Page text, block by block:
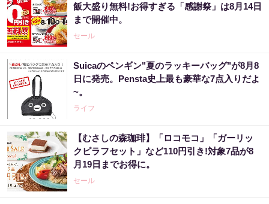
飯大盛り無料!お得すぎる「感謝祭」は8月14日
まで開催中。
セール
Suicaのペンギン"夏のラッキーバッグ"が8月8
日に発売。Pensta史上最も豪華な7点入りだよ
~。
ライフ
【むさしの森珈琲】「ロコモコ」「ガーリッ
クピラフセット」など110円引き!対象7品が8
月19日までお得に。
セール